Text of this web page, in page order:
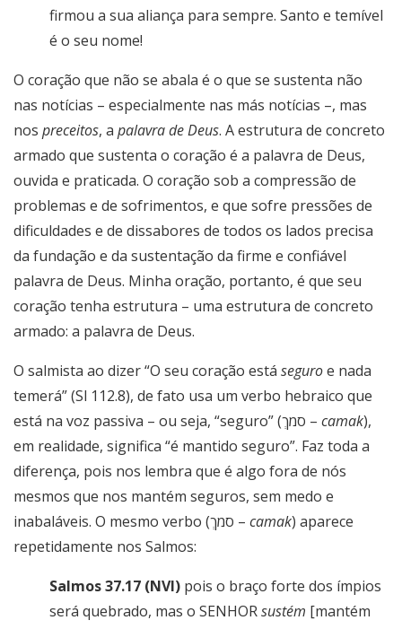
firmou a sua aliança para sempre. Santo e temível
é o seu nome!
O coração que não se abala é o que se sustenta não
nas notícias – especialmente nas más notícias –, mas
nos preceitos, a palavra de Deus. A estrutura de concreto
armado que sustenta o coração é a palavra de Deus,
ouvida e praticada. O coração sob a compressão de
problemas e de sofrimentos, e que sofre pressões de
dificuldades e de dissabores de todos os lados precisa
da fundação e da sustentação da firme e confiável
palavra de Deus. Minha oração, portanto, é que seu
coração tenha estrutura – uma estrutura de concreto
armado: a palavra de Deus.
O salmista ao dizer “O seu coração está seguroe nada
temerá” (Sl 112.8), de fato usa um verbo hebraico que
está na voz passiva – ou seja, “seguro” (סמךְ – camak),
em realidade, significa “é mantido seguro”. Faz toda a
diferença, pois nos lembra que é algo fora de nós
mesmos que nos mantém seguros, sem medo e
inabaláveis. O mesmo verbo (סמךְ – camak) aparece
repetidamente nos Salmos:
Salmos 37.17 (NVI) pois o braço forte dos ímpios
será quebrado, mas o SENHORsustém [mantém